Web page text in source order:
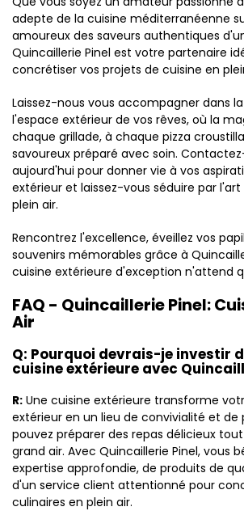
adepte de la cuisine méditerranéenne
amoureux des saveurs authentiques
Quincaillerie Pinel est votre partenaire
concrétiser vos projets de cuisine en
Laissez-nous vous accompagner dans
l'espace extérieur de vos rêves, où la
chaque grillade, à chaque pizza
savoureux préparé avec soin.
aujourd'hui pour donner vie à vos
extérieur et laissez-vous séduire par
plein air.
Rencontrez l'excellence, éveillez vos
souvenirs mémorables grâce à
cuisine extérieure d'exception n'attend
FAQ - Quincaillerie Pinel:
Air
Q: Pourquoi devrais-je investir
cuisine extérieure avec
R: Une cuisine extérieure transforme
extérieur en un lieu de convivialité et de
pouvez préparer des repas délicieux
grand air. Avec Quincaillerie Pinel, vous
expertise approfondie, de produits de
d'un service client attentionné pour
culinaires en plein air.